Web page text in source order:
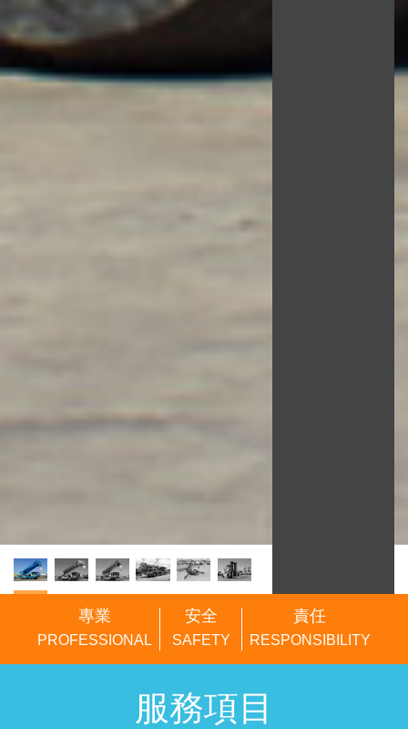
專業
PROFESSIONAL
安全
SAFETY
責任
RESPONSIBILITY
服務項目